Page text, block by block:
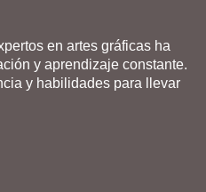
en artes gráficas ha
y aprendizaje constante.
y habilidades para llevar